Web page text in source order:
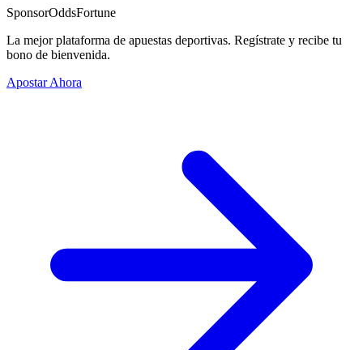
SponsorOddsFortune
La mejor plataforma de apuestas deportivas. Regístrate y recibe tu
bono de bienvenida.
Apostar Ahora